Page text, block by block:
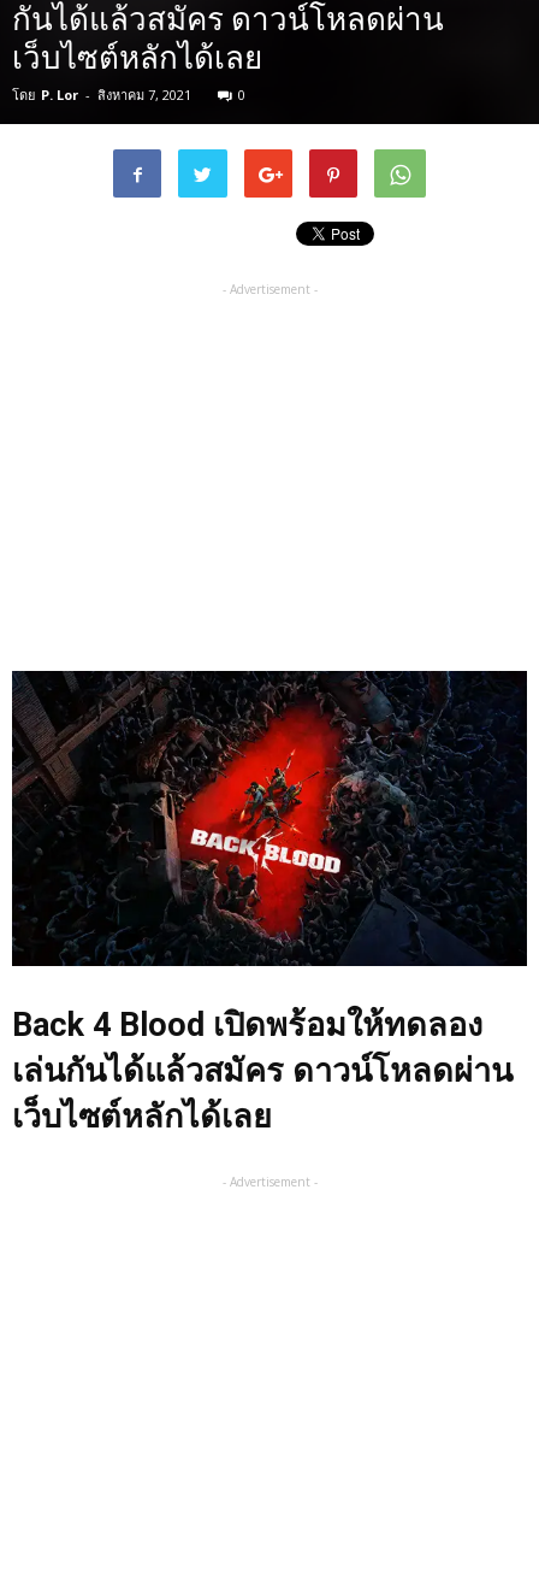
กันได้แล้วสมัคร ดาวน์โหลดผ่าน
เว็บไซต์หลักได้เลย
โดย P. Lor - สิงหาคม 7, 2021 0
- Advertisement -
Back 4 Blood เปิดพร้อมให้ทดลอง
เล่นกันได้แล้วสมัคร ดาวน์โหลดผ่าน
เว็บไซต์หลักได้เลย
- Advertisement -